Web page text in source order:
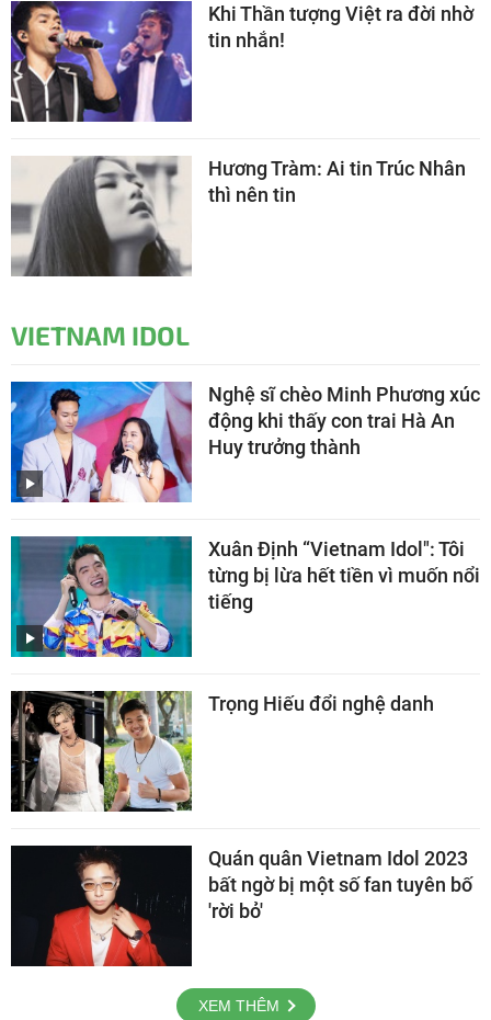
Khi Thần tượng Việt ra đời nhờ
tin nhắn!
Hương Tràm: Ai tin Trúc Nhân
thì nên tin
VIETNAM IDOL
Nghệ sĩ chèo Minh Phương xúc
động khi thấy con trai Hà An
Huy trưởng thành
Xuân Định “Vietnam Idol": Tôi
từng bị lừa hết tiền vì muốn nổi
tiếng
Trọng Hiếu đổi nghệ danh
Quán quân Vietnam Idol 2023
bất ngờ bị một số fan tuyên bố
'rời bỏ'
XEM THÊM